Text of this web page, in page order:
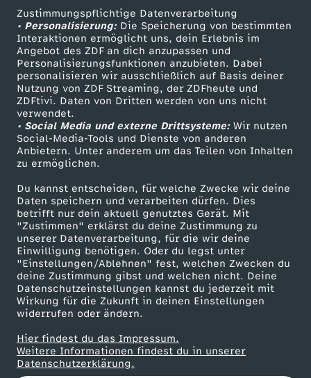
Zustimmungspflichtige Datenverarbeitung
• Personalisierung:Die Speicherung von bestimmten
Interaktionen ermöglicht uns, dein Erlebnis im
Angebot des ZDF an dich anzupassen und
Personalisierungsfunktionen anzubieten. Dabei
personalisieren wir ausschließlich auf Basis deiner
Nutzung von ZDF Streaming, der ZDFheute und
ZDFtivi. Daten von Dritten werden von uns nicht
verwendet.
• Social Media und externe Drittsysteme:Wir nutzen
Social-Media-Tools und Dienste von anderen
Anbietern. Unter anderem um das Teilen von Inhalten
zu ermöglichen.
Du kannst entscheiden, für welche Zwecke wir deine
Daten speichern und verarbeiten dürfen. Dies
betrifft nur dein aktuell genutztes Gerät. Mit
"Zustimmen" erklärst du deine Zustimmung zu
unserer Datenverarbeitung, für die wir deine
Einwilligung benötigen. Oder du legst unter
"Einstellungen/Ablehnen" fest, welchen Zwecken du
deine Zustimmung gibst und welchen nicht. Deine
Datenschutzeinstellungen kannst du jederzeit mit
Wirkung für die Zukunft in deinen Einstellungen
widerrufen oder ändern.
Hier findest du das Impressum.
Weitere Informationen findest du in unserer
Datenschutzerklärung.
S
k
i
-
P
r
o
f
i
-
G
Livestreams
Sendungen A-Z
TV-Programm
Zuschauerservice
Hilfe
ZDF Unternehmen
Karriere
ZDF goes Schule
Werbefernsehen
Mainzelmännchen
Partner